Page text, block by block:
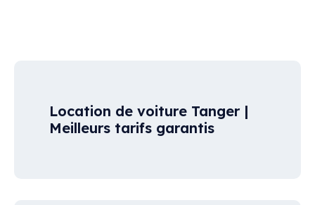
Location de voiture Tanger |
Meilleurs tarifs garantis